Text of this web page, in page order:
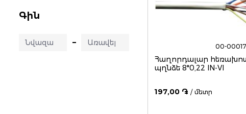
Գին
– 00-
Հաղորդալար
պղնձե 8*0,22 IN-VI
197,00 ֏ / մետր